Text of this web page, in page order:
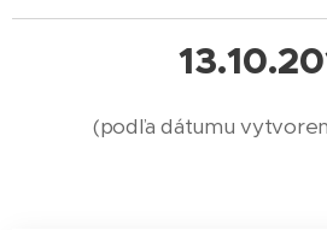
(podľa dátumu